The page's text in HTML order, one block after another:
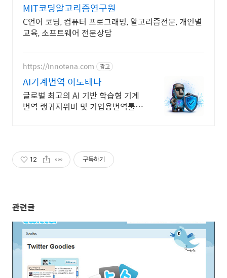
MIT코딩알고리즘연구원
C언어 코딩, 컴퓨터 프로그래밍, 알고리즘전문, 개인별
교육, 소프트웨어 전문상담
https://innotena.com 광고
AI기계번역 이노테나
글로벌 최고의 AI 기반 학습형 기계
번역 랭귀지위버 및 기업용번역툴
12 구독하기
관련글